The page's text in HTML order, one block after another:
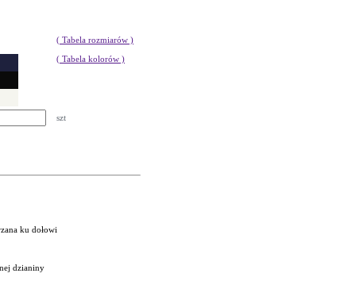
( Tabela rozmiarów )
( Tabela kolorów )
szt
ku dołowi
dzianiny